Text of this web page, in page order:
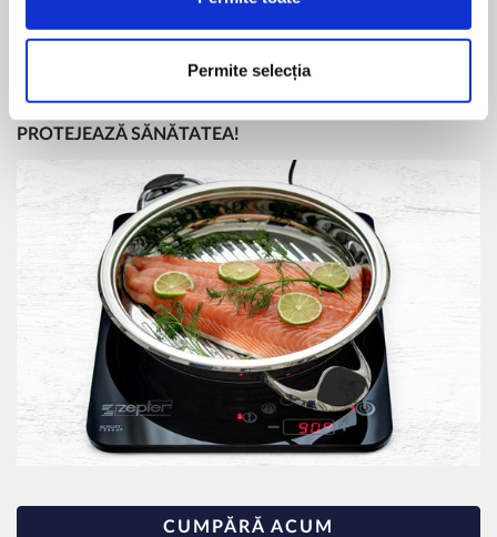
Permite selecția
aproximativ 10 minute.
ZEPTER ECONOMISEȘTE HRANĂ, ENERGIE, TIMP ȘI
BANI, DAR CEL MAI IMPORTANT, ZEPTER VĂ
PROTEJEAZĂ SĂNĂTATEA!
CUMPĂRĂ ACUM